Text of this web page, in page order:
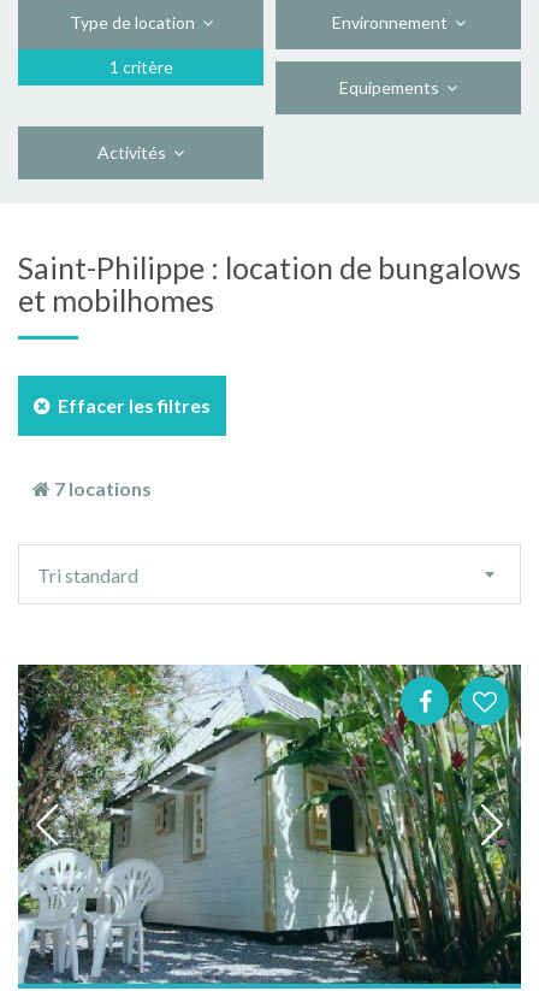
Type de location
1 critère
Environnement
Equipements
Activités
Saint-Philippe : location de bungalows
et mobilhomes
Effacer les filtres
7 locations
tri
Tri standard